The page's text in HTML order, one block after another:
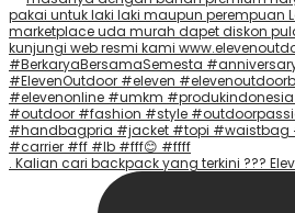
. Kalian cari backpack yang terkini ???